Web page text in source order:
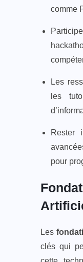
comme
Les
les
Rester
pour
Les
clés qui